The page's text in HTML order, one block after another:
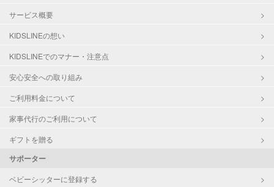
サービス概要
KIDSLINEの想い
KIDSLINEでのマナー・注意点
安心安全への取り組み
ご利用料金について
家事代行のご利用について
ギフトを贈る
サポーター
ベビーシッターに登録する